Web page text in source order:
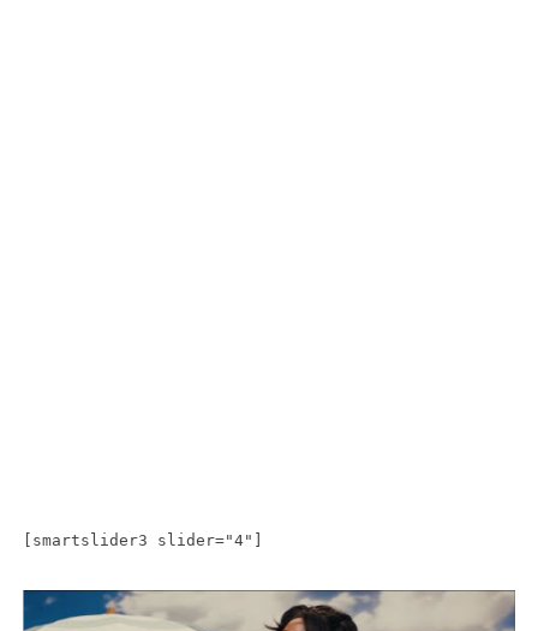
[smartslider3 slider="4"]